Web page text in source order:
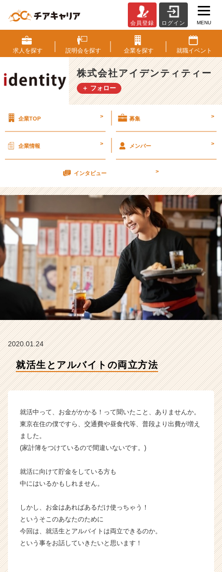
活
生
と
ア
ル
バ
両
法
【株
会
ア
イ
ン
テ
ィ
テ
ィ
ー
の
タ
イ
ン】
ベ
チ
ャ
業
か
ス
カ
が
会員登録 ログイン MENU
求人を探す 説明会を探す 企業を探す 就職イベント
株式会社アイデンティティー
＋ フォロー
企業TOP > 募集 >
企業情報 > メンバー >
インタビュー >
2020.01.24
就活生とアルバイトの両立方法
就活中って、お金がかかる！って聞いたこと、ありませんか。
東京在住の僕ですら、交通費や昼食代等、普段より出費が増え
ました。
(家計簿をつけているので間違いないです。)
就活に向けて貯金をしている方も
中にはいるかもしれません。
しかし、お金はあればあるだけ使っちゃう！
というそこのあなたのために
今回は、就活生とアルバイトは両立できるのか。
という事をお話していきたいと思います！